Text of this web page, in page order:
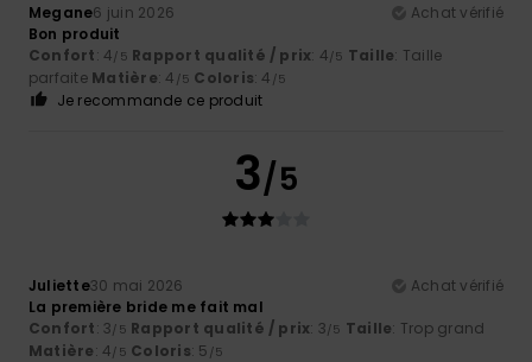
Megane6 juin 2026
Achat vérifié
Bon produit
Confort: 4/5 Rapport qualité / prix: 4/5 Taille: Taille
parfaite Matière: 4 /5 Coloris: 4 /5
Je recommande ce produit
3/5
Juliette30 mai 2026
Achat vérifié
La première bride me fait mal
Confort: 3/5 Rapport qualité / prix: 3/5 Taille: Trop grand
Matière: 4/5 Coloris: 5 /5